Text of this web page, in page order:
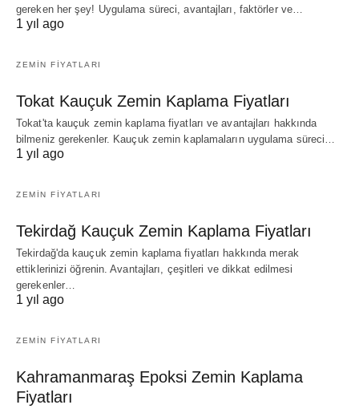
gereken her şey! Uygulama süreci, avantajları, faktörler ve…
1 yıl ago
ZEMIN FIYATLARI
Tokat Kauçuk Zemin Kaplama Fiyatları
Tokat'ta kauçuk zemin kaplama fiyatları ve avantajları hakkında
bilmeniz gerekenler. Kauçuk zemin kaplamaların uygulama süreci…
1 yıl ago
ZEMIN FIYATLARI
Tekirdağ Kauçuk Zemin Kaplama Fiyatları
Tekirdağ'da kauçuk zemin kaplama fiyatları hakkında merak
ettiklerinizi öğrenin. Avantajları, çeşitleri ve dikkat edilmesi
gerekenler…
1 yıl ago
ZEMIN FIYATLARI
Kahramanmaraş Epoksi Zemin Kaplama
Fiyatları